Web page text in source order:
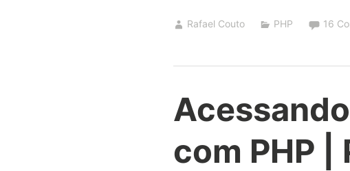
Rafael Couto PHP 16
com PHP |